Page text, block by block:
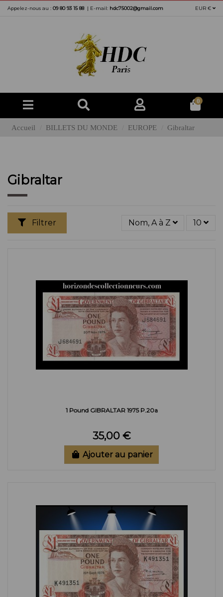
Appelez-nous au : 09 80 93 15 88 | E-mail: hdc75002@gmail.com EUR €
0
Accueil BILLETS DU MONDE EUROPE Gibraltar
Gibraltar
Filtrer Nom, A à Z 10
1 Pound GIBRALTAR 1975 P.20a
35,00 €
Ajouter au panier